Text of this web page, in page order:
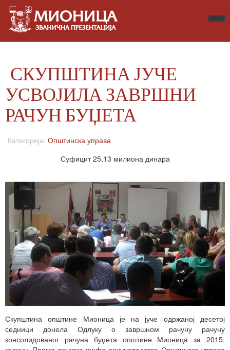
СКУПШТИНА ЈУЧЕ
УСВОЈИЛА ЗАВРШНИ
РАЧУН БУЏЕТА
Категорија: Општинска управа
Суфицит 25,13 милиона динара
Скупштина општине Мионица је на јуче одржаној десетој
седници донела Одлуку о завршном рачуну рачуну
консолидованог рачуна буџета општине Мионица за 2015.